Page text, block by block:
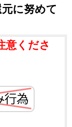
に努めて
意くださ